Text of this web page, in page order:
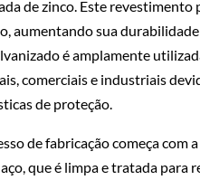
de zinco. Este revestimento
aumentando sua
é amplamente
comerciais e industriais
de proteção.
de fabricação começa com
que é limpa e tratada para